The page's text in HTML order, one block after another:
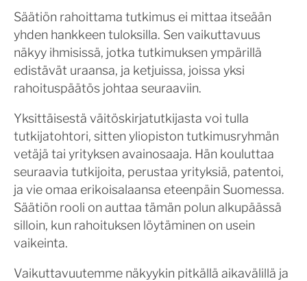
Säätiön rahoittama tutkimus ei mittaa itseään
yhden hankkeen tuloksilla. Sen vaikuttavuus
näkyy ihmisissä, jotka tutkimuksen ympärillä
edistävät uraansa, ja ketjuissa, joissa yksi
rahoituspäätös johtaa seuraaviin.
Yksittäisestä väitöskirjatutkijasta voi tulla
tutkijatohtori, sitten yliopiston tutkimusryhmän
vetäjä tai yrityksen avainosaaja. Hän kouluttaa
seuraavia tutkijoita, perustaa yrityksiä, patentoi,
ja vie omaa erikoisalaansa eteenpäin Suomessa.
Säätiön rooli on auttaa tämän polun alkupäässä
silloin, kun rahoituksen löytäminen on usein
vaikeinta.
Vaikuttavuutemme näkyykin pitkällä aikavälillä ja